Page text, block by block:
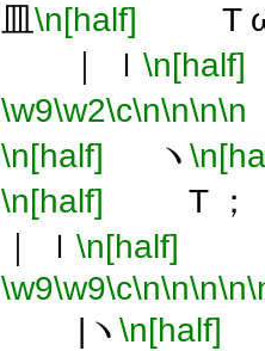
皿\n[half] T ω
｜ ｌ \n[half]
\w9\w2\c\n\n\n\n
\n[half] ヽ
\n[half] T ；
｜ ｌ \n[half]
\w9\w9\c\n\n\n\n
|ヽ \n[half]